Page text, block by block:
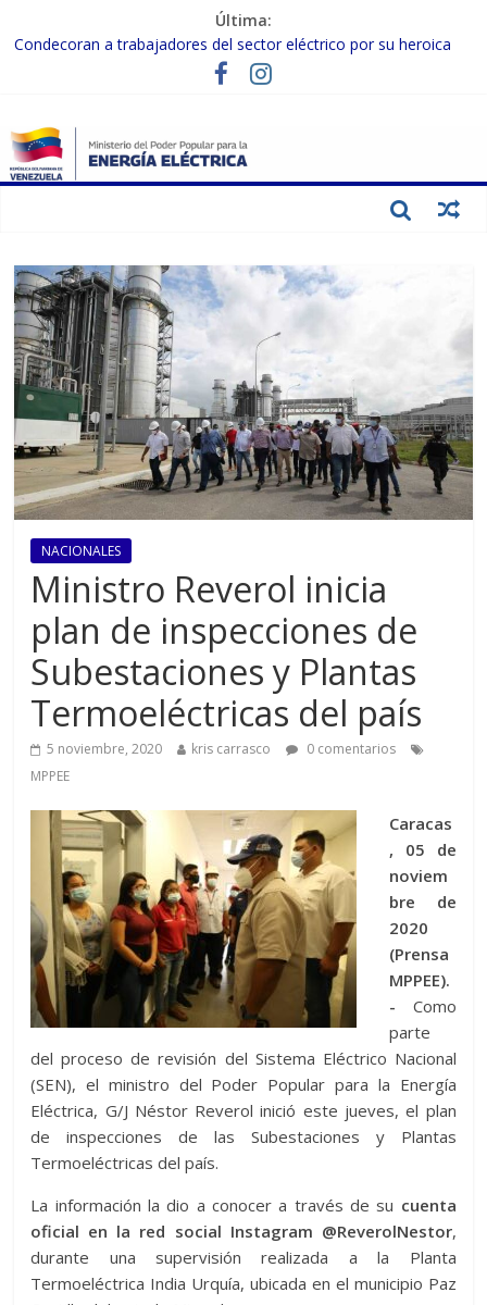
Última:
Condecoran a trabajadores del sector eléctrico por su heroica
labor tras el doble sismo del 24-J
Gobierno Nacional coordina acciones con el sector privado para
Inspeccionan trabajos de rehabilitación en instalaciones del SEN
en Carabobo
Gobierno Nacional activa plan preventivo para fortalecer el SEN
NACIONALES
Ministro Reverol inicia
plan de inspecciones de
Subestaciones y Plantas
Termoeléctricas del país
5 noviembre, 2020 kris carrasco
0 comentarios
MPPEE
Caracas
, 05 de
noviem
bre de
2020
(Prensa
MPPEE).
- Como
parte
del proceso de revisión del Sistema Eléctrico Nacional
(SEN), el ministro del Poder Popular para la Energía
Eléctrica, G/J Néstor Reverol inició este jueves, el plan
de inspecciones de las Subestaciones y Plantas
Termoeléctricas del país.
La información la dio a conocer a través de su cuenta
oficial en la red social Instagram @ReverolNestor,
durante una supervisión realizada a la Planta
Termoeléctrica India Urquía, ubicada en el municipio Paz